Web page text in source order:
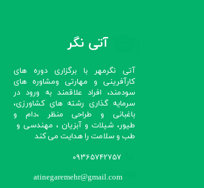
آتی نگر
آتی نگرمهر با برگزاری دوره های
کارآفرینی و مهارتی ومشاوره های
سودمند، افراد علاقمند به ورود در
سرمایه گذاری رشته های کشاورزی،
باغبانی و طراحی منظر ،دام و
طیور، شیلات و آبزیان ، مهندسی و
طب و سلامت را هدایت می کند​​​​​​​
09365742757
atinegaremehr@gmail.com